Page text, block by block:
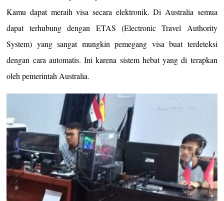
Kamu dapat meraih visa secara elektronik. Di Australia semua
dapat terhubung dengan ETAS (Electronic Travel Authority
System) yang sangat mungkin pemegang visa buat terdeteksi
dengan cara automatis. Ini karena sistem hebat yang di terapkan
oleh pemerintah Australia.